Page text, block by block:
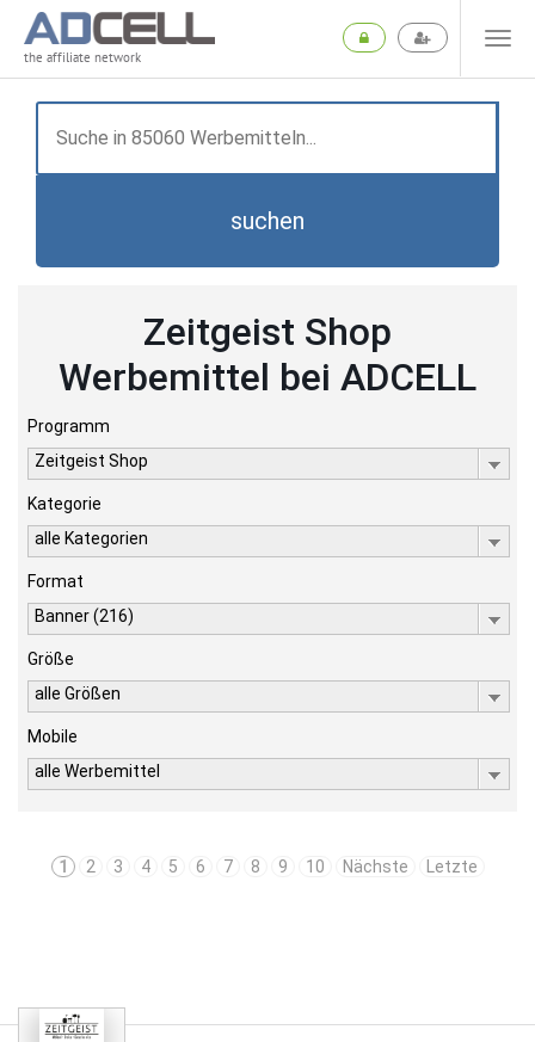
the affiliate network
suchen
Zeitgeist Shop
Werbemittel bei ADCELL
Programm
Zeitgeist Shop
Kategorie
alle Kategorien
Format
Banner (216)
Größe
alle Größen
Mobile
alle Werbemittel
1 2 3 4 5 6 7 8 9 10 Nächste Letzte